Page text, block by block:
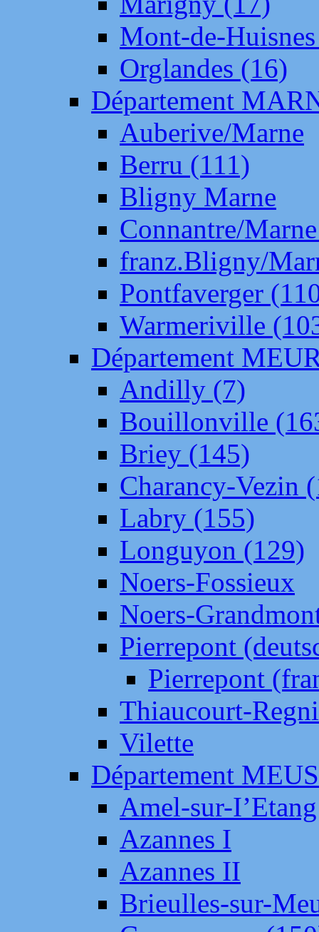
Mont-de-
Orglandes (16)
Département
Auberive/Marne
Berru (111)
Bligny Marne
Connantre/
franz.Bligny/
Pontfaverger
Warmeriville
Département
Andilly (7)
Bouillonville
Briey (145)
Charancy-Vezin
Labry (155)
Longuyon (129)
Noers-Fossieux
Noers-
Pierrepont
Pierrepont
Thiaucourt-
Vilette
Département
Amel-sur-
Azannes I
Azannes II
Brieulles-sur-